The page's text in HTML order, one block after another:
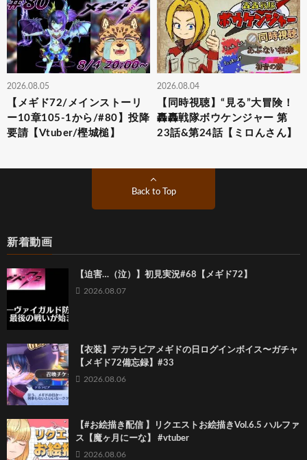
2026.08.05
【メギド72/メインストーリ
ー10章105-1から/#80】投降
要請【Vtuber/樫城槌】
2026.08.04
【同時視聴】“見る”大冒険！
轟轟戦隊ボウケンジャー 第
23話&第24話【ミロんさん】
Back to Top
新着動画
【迫害…（泣）】初見実況#68【メギド72】
2026.08.07
【衣装】デカラビアメギドの日ログインボイス〜ガチャ
【メギド72備忘録】#33
2026.08.06
【#お絵描き配信 】リクエストお絵描きVol.6.5 ハルファ
ス【魔ヶ月にーな】 #vtuber
2026.08.06